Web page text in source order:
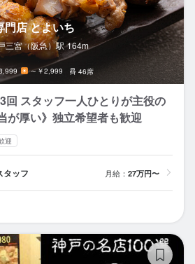
門店 とよいち
三宮（阪急）駅 164m
～￥2,999 46席
回 スタッフ一人ひとりが主役の
が厚い》独立希望者も歓迎
迎
タッフ 月給： 27万円〜